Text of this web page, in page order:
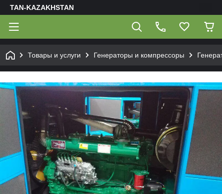
TAN-KAZAKHSTAN
Товары и услуги Генераторы и компрессоры